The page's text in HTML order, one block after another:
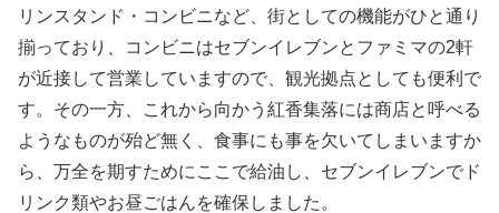
リンスタンド・コンビニなど、街としての機能がひと通り
揃っており、コンビニはセブンイレブンとファミマの2軒
が近接して営業していますので、観光拠点としても便利で
す。その一方、これから向かう紅香集落には商店と呼べる
ようなものが殆ど無く、食事にも事を欠いてしまいますか
ら、万全を期すためにここで給油し、セブンイレブンでド
リンク類やお昼ごはんを確保しました。